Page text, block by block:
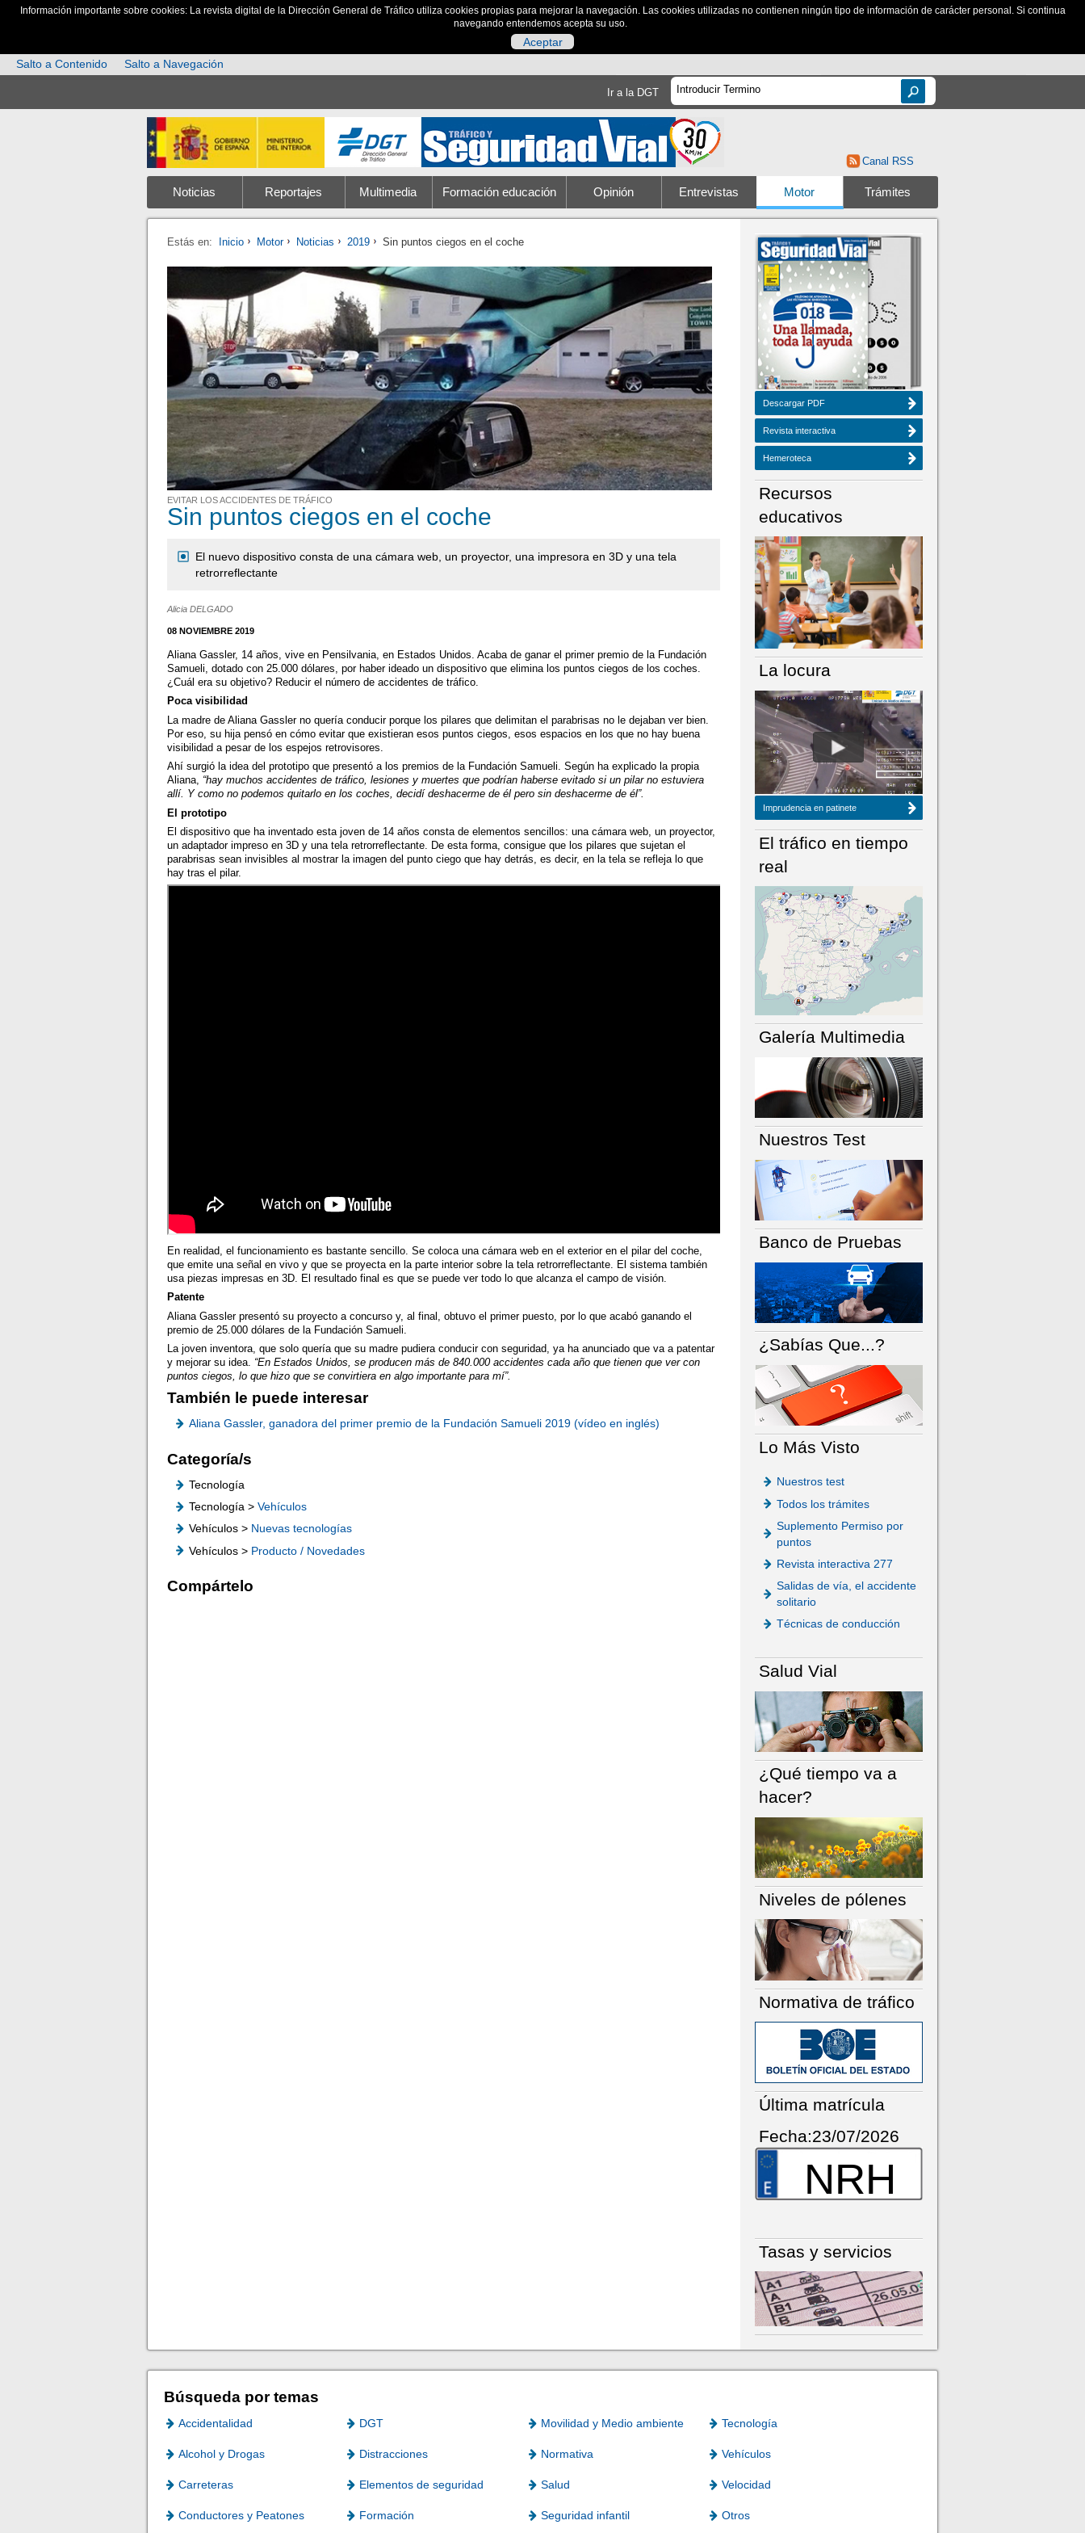
Información importante sobre cookies: La revista digital de la Dirección General de Tráfico utiliza cookies propias para mejorar la navegación. Las cookies utilizadas no contienen ningún tipo de información de carácter personal. Si continua
navegando entendemos acepta su uso.
Aceptar
Salto a Contenido
Salto a Navegación
Ir a la DGT
Canal RSS
Noticias Reportajes Multimedia Formación educación Opinión Entrevistas Motor Trámites
Estás en: Inicio Motor Noticias 2019 Sin puntos ciegos en el coche
EVITAR LOS ACCIDENTES DE TRÁFICO
Sin puntos ciegos en el coche
El nuevo dispositivo consta de una cámara web, un proyector, una impresora en 3D y una tela
retrorreflectante
Alicia DELGADO
08 NOVIEMBRE 2019
Aliana Gassler, 14 años, vive en Pensilvania, en Estados Unidos. Acaba de ganar el primer premio de la Fundación
Samueli, dotado con 25.000 dólares, por haber ideado un dispositivo que elimina los puntos ciegos de los coches.
¿Cuál era su objetivo? Reducir el número de accidentes de tráfico.
Poca visibilidad
La madre de Aliana Gassler no quería conducir porque los pilares que delimitan el parabrisas no le dejaban ver bien.
Por eso, su hija pensó en cómo evitar que existieran esos puntos ciegos, esos espacios en los que no hay buena
visibilidad a pesar de los espejos retrovisores.
Ahí surgió la idea del prototipo que presentó a los premios de la Fundación Samueli. Según ha explicado la propia
Aliana, “hay muchos accidentes de tráfico, lesiones y muertes que podrían haberse evitado si un pilar no estuviera
allí. Y como no podemos quitarlo en los coches, decidí deshacerme de él pero sin deshacerme de él”.
El prototipo
El dispositivo que ha inventado esta joven de 14 años consta de elementos sencillos: una cámara web, un proyector,
un adaptador impreso en 3D y una tela retrorreflectante. De esta forma, consigue que los pilares que sujetan el
parabrisas sean invisibles al mostrar la imagen del punto ciego que hay detrás, es decir, en la tela se refleja lo que
hay tras el pilar.
En realidad, el funcionamiento es bastante sencillo. Se coloca una cámara web en el exterior en el pilar del coche,
que emite una señal en vivo y que se proyecta en la parte interior sobre la tela retrorreflectante. El sistema también
usa piezas impresas en 3D. El resultado final es que se puede ver todo lo que alcanza el campo de visión.
Patente
Aliana Gassler presentó su proyecto a concurso y, al final, obtuvo el primer puesto, por lo que acabó ganando el
premio de 25.000 dólares de la Fundación Samueli.
La joven inventora, que solo quería que su madre pudiera conducir con seguridad, ya ha anunciado que va a patentar
y mejorar su idea. “En Estados Unidos, se producen más de 840.000 accidentes cada año que tienen que ver con
puntos ciegos, lo que hizo que se convirtiera en algo importante para mí”.
También le puede interesar
Aliana Gassler, ganadora del primer premio de la Fundación Samueli 2019 (vídeo en inglés)
Categoría/s
Tecnología
Tecnología >Vehículos
Vehículos > Nuevas tecnologías
Vehículos > Producto / Novedades
Compártelo
NÚMERO ACTUAL HEMEROTECA
Descargar PDF
Revista interactiva
Hemeroteca
Recursos
educativos
La locura
Imprudencia en patinete
El tráfico en tiempo
real
Galería Multimedia
Nuestros Test
Banco de Pruebas
¿Sabías Que...?
Lo Más Visto
Nuestros test
Todos los trámites
Suplemento Permiso por
puntos
Revista interactiva 277
Salidas de vía, el accidente
solitario
Técnicas de conducción
Salud Vial
¿Qué tiempo va a
hacer?
Niveles de pólenes
Normativa de tráfico
Última matrícula
Fecha:23/07/2026
NRH
Tasas y servicios
Búsqueda por temas
Accidentalidad DGT Movilidad y Medio ambiente Tecnología
Alcohol y Drogas Distracciones Normativa Vehículos
Carreteras Elementos de seguridad Salud Velocidad
Conductores y Peatones Formación Seguridad infantil Otros